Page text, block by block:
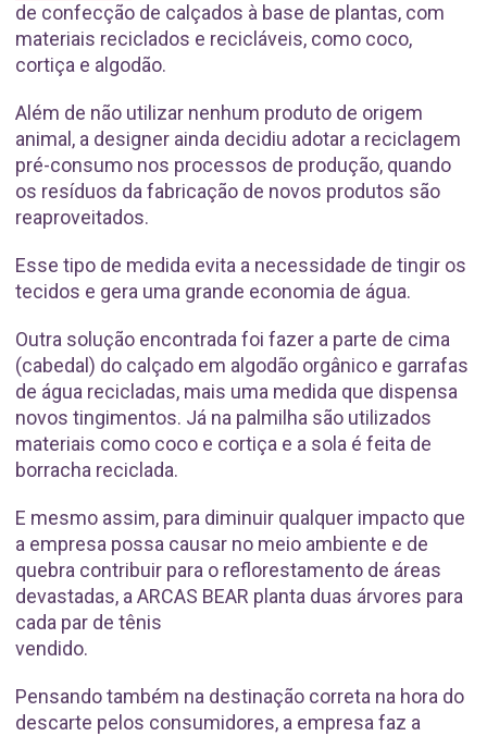
de confecção de calçados à base de plantas, com
materiais reciclados e recicláveis, como coco,
cortiça e algodão.
Além de não utilizar nenhum produto de origem
animal, a designer ainda decidiu adotar a reciclagem
pré-consumo nos processos de produção, quando
os resíduos da fabricação de novos produtos são
reaproveitados.
Esse tipo de medida evita a necessidade de tingir os
tecidos e gera uma grande economia de água.
Outra solução encontrada foi fazer a parte de cima
(cabedal) do calçado em algodão orgânico e garrafas
de água recicladas, mais uma medida que dispensa
novos tingimentos. Já na palmilha são utilizados
materiais como coco e cortiça e a sola é feita de
borracha reciclada.
E mesmo assim, para diminuir qualquer impacto que
a empresa possa causar no meio ambiente e de
quebra contribuir para o reflorestamento de áreas
devastadas, a ARCAS BEAR planta duas árvores para
cada par de tênis
vendido.
Pensando também na destinação correta na hora do
descarte pelos consumidores, a empresa faz a